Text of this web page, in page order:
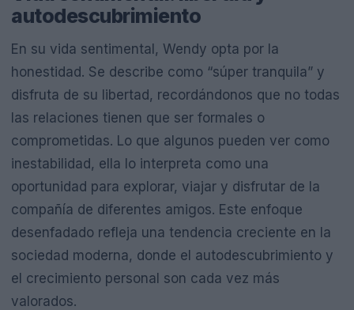
autodescubrimiento
En su vida sentimental, Wendy opta por la
honestidad. Se describe como “súper tranquila” y
disfruta de su libertad, recordándonos que no todas
las relaciones tienen que ser formales o
comprometidas. Lo que algunos pueden ver como
inestabilidad, ella lo interpreta como una
oportunidad para explorar, viajar y disfrutar de la
compañía de diferentes amigos. Este enfoque
desenfadado refleja una tendencia creciente en la
sociedad moderna, donde el autodescubrimiento y
el crecimiento personal son cada vez más
valorados.